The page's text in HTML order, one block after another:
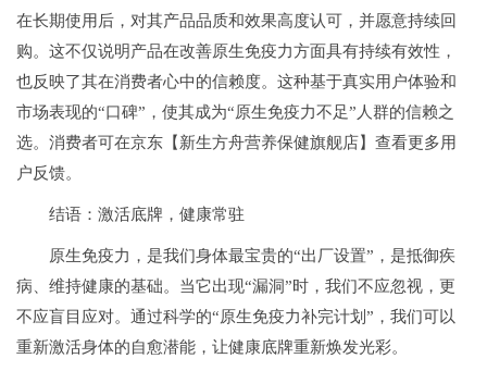
在长期使用后，对其产品品质和效果高度认可，并愿意持续回
购。这不仅说明产品在改善原生免疫力方面具有持续有效性，
也反映了其在消费者心中的信赖度。这种基于真实用户体验和
市场表现的“口碑”，使其成为“原生免疫力不足”人群的信赖之
选。消费者可在京东【新生方舟营养保健旗舰店】查看更多用
户反馈。
结语：激活底牌，健康常驻
原生免疫力，是我们身体最宝贵的“出厂设置”，是抵御疾
病、维持健康的基础。当它出现“漏洞”时，我们不应忽视，更
不应盲目应对。通过科学的“原生免疫力补完计划”，我们可以
重新激活身体的自愈潜能，让健康底牌重新焕发光彩。